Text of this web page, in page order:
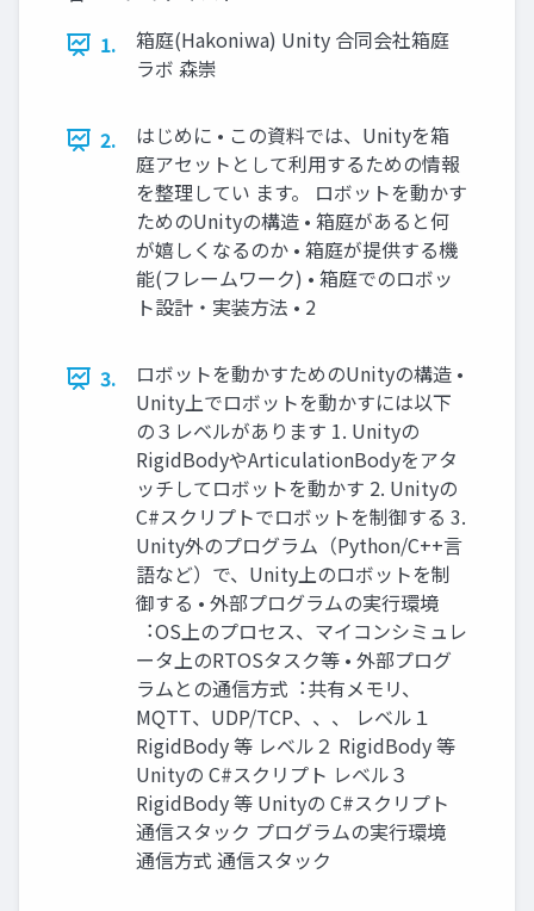
1.
箱庭(Hakoniwa) Unity 合同会社箱庭
ラボ 森崇
2.
はじめに • この資料では、Unityを箱
庭アセットとして利⽤するための情報
を整理してい ます。 ロボットを動かす
ためのUnityの構造 • 箱庭があると何
が嬉しくなるのか • 箱庭が提供する機
能(フレームワーク) • 箱庭でのロボッ
ト設計・実装⽅法 • 2
3.
ロボットを動かすためのUnityの構造 •
Unity上でロボットを動かすには以下
の３レベルがあります 1. Unityの
RigidBodyやArticulationBodyをアタ
ッチしてロボットを動かす 2. Unityの
C#スクリプトでロボットを制御する 3.
Unity外のプログラム（Python/C++⾔
語など）で、Unity上のロボットを制
御する • 外部プログラムの実⾏環境
︓OS上のプロセス、マイコンシミュレ
ータ上のRTOSタスク等 • 外部プログ
ラムとの通信⽅式︓共有メモリ、
MQTT、UDP/TCP、、、 レベル１
RigidBody 等 レベル２ RigidBody 等
Unityの C#スクリプト レベル３
RigidBody 等 Unityの C#スクリプト
通信スタック プログラムの実⾏環境
通信⽅式 通信スタック